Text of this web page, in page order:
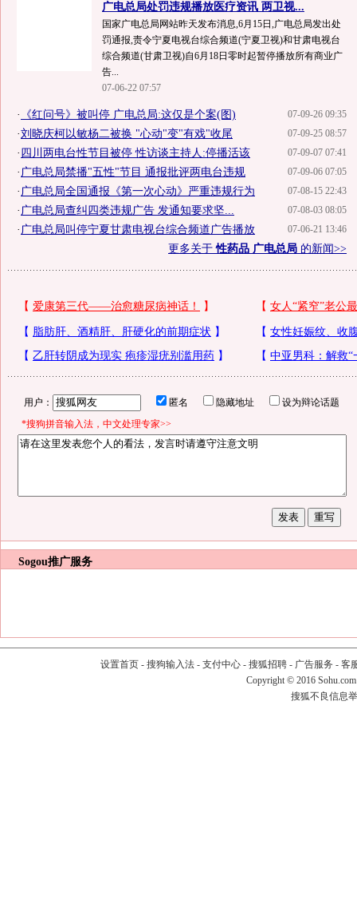
广电总局处罚违规播放医疗资讯 两卫视...
国家广电总局网站昨天发布消息,6月15日,广电总局发出处
罚通报,责令宁夏电视台综合频道(宁夏卫视)和甘肃电视台
综合频道(甘肃卫视)自6月18日零时起暂停播放所有商业广
告...
07-06-22 07:57
07-09-26 09:35
· 《红问号》被叫停 广电总局:这仅是个案(图)
07-09-25 08:57
·刘晓庆柯以敏杨二被换 "心动"变"有戏"收尾
07-09-07 07:41
·四川两电台性节目被停 性访谈主持人:停播活该
07-09-06 07:05
· 广电总局禁播"五性"节目 通报批评两电台违规
07-08-15 22:43
· 广电总局全国通报《第一次心动》严重违规行为
07-08-03 08:05
· 广电总局查纠四类违规广告 发通知要求坚...
07-06-21 13:46
· 广电总局叫停宁夏甘肃电视台综合频道广告播放
更多关于性药品 广电总局 的新闻>>
用户： 匿名 隐藏地址
设为辩论话题
*搜狗拼音输入法，中文处理专家>>
Sogou推广服务
设置首页- 搜狗输入法- 支付中心- 搜狐招聘- 广告服务 - 客
Copyright © 2016
搜狐不良信息